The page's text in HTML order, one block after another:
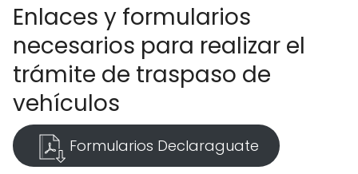
Enlaces y formularios
necesarios para realizar el
trámite de traspaso de
vehículos
Formularios Declaraguate